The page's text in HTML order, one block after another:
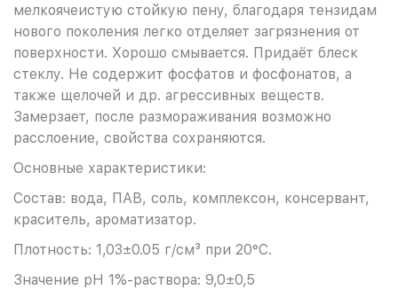
мелкоячеистую стойкую пену, благодаря тензидам
нового поколения легко отделяет загрязнения от
поверхности. Хорошо смывается. Придаёт блеск
стеклу. Не содержит фосфатов и фосфонатов, а
также щелочей и др. агрессивных веществ.
Замерзает, после размораживания возможно
расслоение, свойства сохраняются.
Основные характеристики:
Состав: вода, ПАВ, соль, комплексон, консервант,
краситель, ароматизатор.
Плотность: 1,03±0.05 г/см³ при 20°C.
Значение pH 1%-раствора: 9,0±0,5